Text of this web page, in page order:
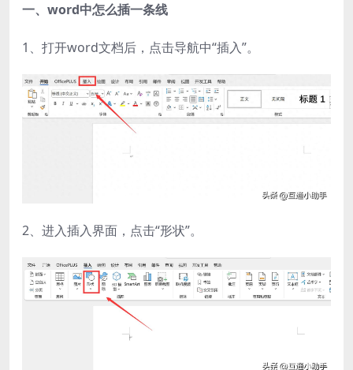
一、word中怎么插一条线
1、打开word文档后，点击导航中“插入”。
2、进入插入界面，点击“形状”。